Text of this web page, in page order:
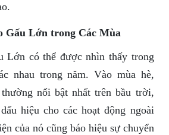
Gấu Lớn trong Các Mùa
Lớn có thể được nhìn thấy trong
nhau trong năm. Vào mùa hè,
nổi bật nhất trên bầu trời,
hiệu cho các hoạt động ngoài
của nó cũng báo hiệu sự chuyển